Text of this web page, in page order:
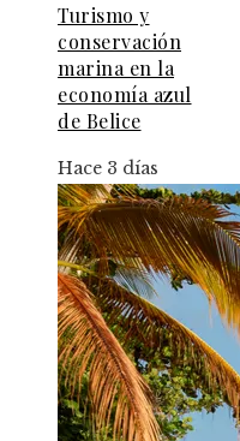
Turismo y
conservación
marina en la
economía azul
de Belice
Hace 3 días